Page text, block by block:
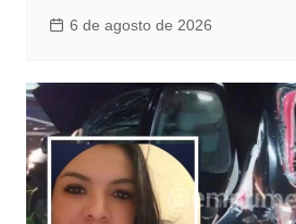
6 de agosto de 2026